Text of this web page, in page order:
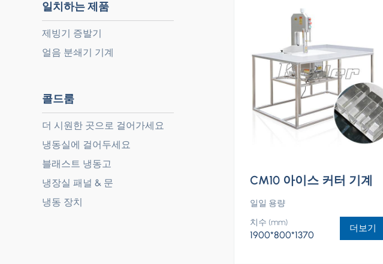
일치하는 제품
제빙기 증발기
얼음 분쇄기 기계
콜드룸
더 시원한 곳으로 걸어가세요
냉동실에 걸어두세요
블래스트 냉동고
냉장실 패널 & 문
냉동 장치
CM10 아이스 커터 기계
일일 용량
치수 (mm)
1900*800*1370
더보기